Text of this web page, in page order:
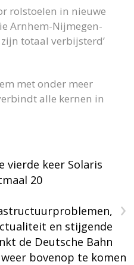
rolstoelen in nieuwe
Arnhem-Nijmegen-
zijn totaal verbijsterd’
met onder meer
alle kernen in
vierde keer Solaris
20
›
en stijgende
de Deutsche Bahn
bovenop te komen